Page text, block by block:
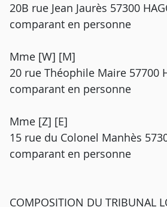
20B rue Jean Jaurès 57300
comparant en personne
Mme [W] [M]
20 rue Théophile Maire 57700
comparant en personne
Mme [Z] [E]
15 rue du Colonel Manhès
comparant en personne
COMPOSITION DU TRIBUNAL